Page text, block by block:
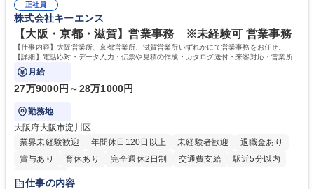
平均100件前後■メール・手紙：同上40件前後 募集職種 中野本社【お客様
相談室】お客様のお声をもとにより良い商品づくりへ貢献
すのでご安心ください。 【当社について】キリングループの広報機能を担
う会社として、お客様との出会いを大切にし、磨き上げたホスピタリティ
を込めてコミュニケーションをとりながら広報関連業務を行っておりま
す。 学歴・資格 学歴：大学院 大学 高専 短大 専修学校 高校 語学力： 資
格：
正社員
株式会社キーエンス
【大阪・京都・滋賀】営業事務 ※未経験可 営業事務
【仕事内容】大阪営業所、京都営業所、滋賀営業所いずれかにて営業事務をお任せ。
【詳細】電話応対・データ入力・伝票や見積の作成・カタログ送付・来客対応・営業所内
で発生する事務業務や業務改善をお任せ。
月給
27万9000円～28万1000円
勤務地
大阪府大阪市淀川区
業界未経験歓迎
年間休日120日以上 未経験者歓迎
退職金あり
賞与あり
育休あり 完全週休2日制 交通費支給
駅近5分以内
土日祝休み
仕事の内容